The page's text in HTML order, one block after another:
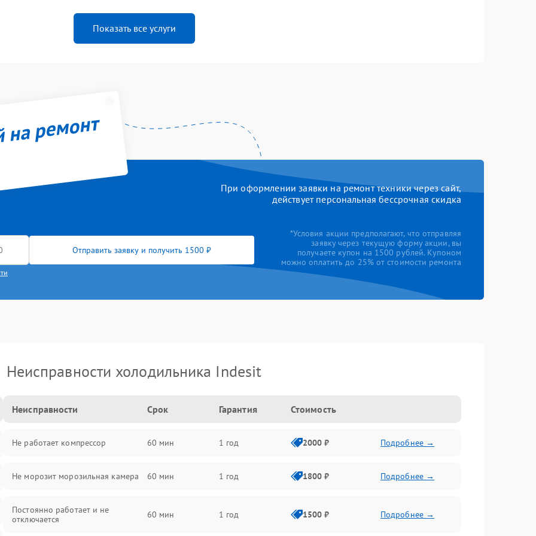
Показать все услуги
ремонт
При оформлении заявки на ремонт техники через сайт,
действует персональная бессрочная скидка
Отправить заявку и получить 1500 ₽
*Условия акции предполагают, что отправляя
заявку через текущую форму акции, вы
получаете купон на 1500 рублей. Купоном
можно оплатить до 25% от стоимости ремонта
Неисправности холодильника Indesit
Неисправности Срок Гарантия Стоимость
Не работает компрессор 60 мин 1 год 2000 ₽ Подробнее →
Не морозит морозильная камера 60 мин 1 год 1800 ₽ Подробнее →
Постоянно работает и не
отключается
60 мин 1 год 1500 ₽ Подробнее →